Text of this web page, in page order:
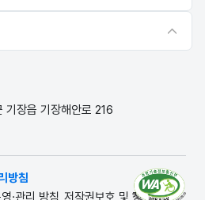
장읍 기장해안로 216
방침
·관리 방침 저작권보호 및 정책